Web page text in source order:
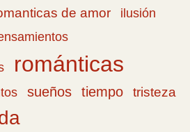
de amor
ilusión
románticas
sueños tiempo
tristeza